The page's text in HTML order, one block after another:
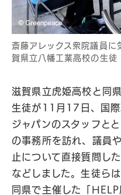
斎藤アレックス衆院議員に
賀県立八幡工業高校の生徒
滋賀県立虎姫高校と同
生徒が11月17日、国際
ジャパンのスタッフと
の事務所を訪れ、議員
止について直接質問し
などしました。生徒ら
同県で主催した「